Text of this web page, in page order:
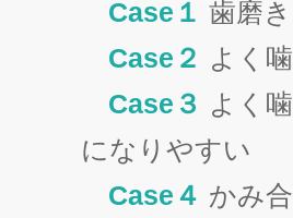
Case１ 歯磨
Case２ よく
Case３ よく
になりやすい
Case４ かみ